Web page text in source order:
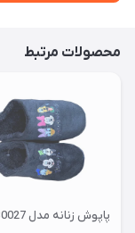
محصولات مرتبط
پاپوش زنانه مدل PA30027